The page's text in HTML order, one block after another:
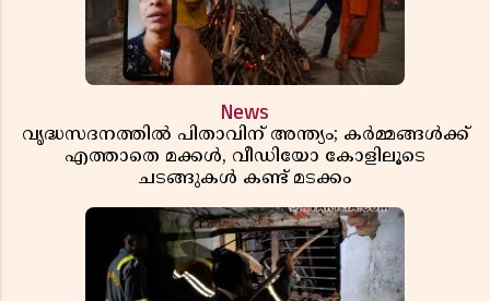
News
വൃദ്ധസദനത്തിൽ പിതാവിന് അന്ത്യം; കർമ്മങ്ങൾക്ക്
എത്താതെ മക്കൾ, വീഡിയോ കോളിലൂടെ
ചടങ്ങുകൾ കണ്ട് മടക്കം